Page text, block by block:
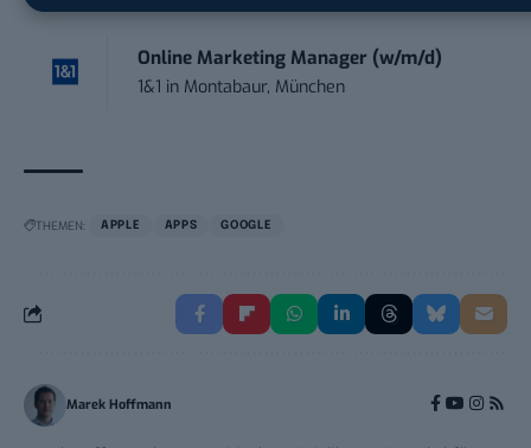
Online Marketing Manager (w/m/d)
1&1 in Montabaur, München
THEMEN: APPLE APPS GOOGLE
Marek Hoffmann